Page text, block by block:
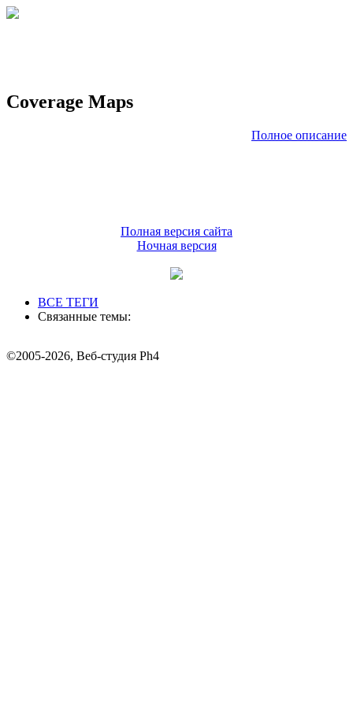
Coverage Maps
Полное описание
Полная версия сайта
Ночная версия
ВСЕ ТЕГИ
Связанные темы:
©2005-2026, Веб-студия Ph4